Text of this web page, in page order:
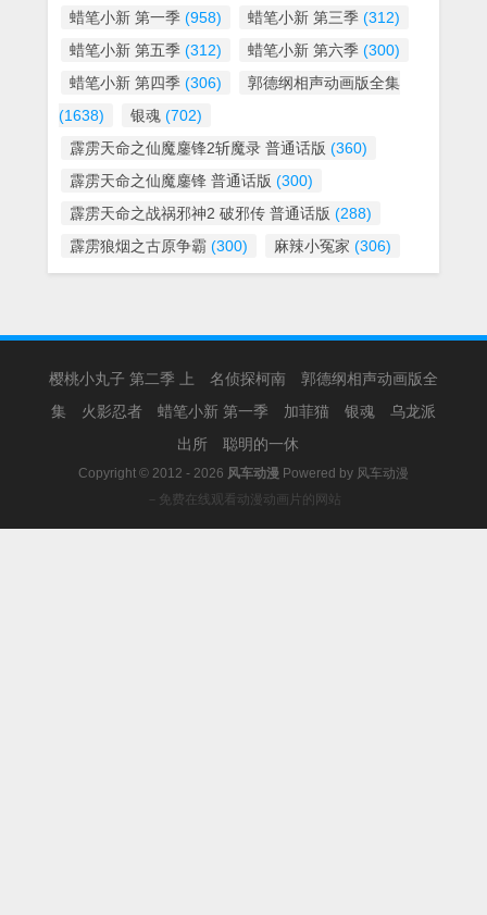
蜡笔小新 第一季 (958) 蜡笔小新 第三季 (312)
蜡笔小新 第五季 (312) 蜡笔小新 第六季 (300)
蜡笔小新 第四季 (306)
郭德纲相声动画版全集
(1638)
银魂 (702)
霹雳天命之仙魔鏖锋2斩魔录 普通话版 (360)
霹雳天命之仙魔鏖锋 普通话版 (300)
霹雳天命之战祸邪神2 破邪传 普通话版 (288)
霹雳狼烟之古原争霸 (300) 麻辣小冤家 (306)
樱桃小丸子 第二季 上 名侦探柯南
郭德纲相声动画版全
集
火影忍者 蜡笔小新 第一季 加菲猫 银魂
乌龙派
出所
聪明的一休
Copyright © 2012 - 2026 风车动漫 Powered by 风车动漫
－免费在线观看动漫动画片的网站